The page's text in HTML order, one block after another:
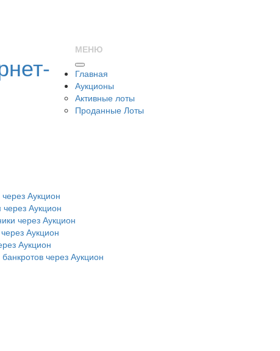
МЕНЮ
Главная
Аукционы
Активные лоты
Проданные Лоты
Аукцион
Аукцион
через Аукцион
Аукцион
Аукцион
через Аукцион